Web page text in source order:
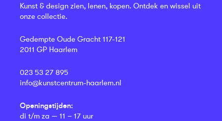
Kunst & design zien, lenen, kopen. Ontdek en wissel uit
onze collectie.
Gedempte Oude Gracht 117-121
2011 GP Haarlem
023 53 27 895
info@kunstcentrum-haarlem.nl
Openingstijden:
di t/m za — 11 – 17 uur